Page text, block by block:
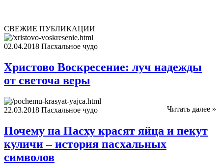
СВЕЖИЕ ПУБЛИКАЦИИ
02.04.2018 Пасхальное чудо
Христово Воскресение: луч надежды
от светоча веры
Читать далее »
22.03.2018 Пасхальное чудо
Почему на Пасху красят яйца и пекут
куличи – история пасхальных
символов